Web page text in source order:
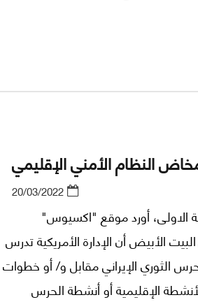
النظام الأمني الإقليمي
20/03/2022
الاولی، أورد موقع "اكسيوس"
الأبيض أن الإدارة الأمريكية تدرس
الثوري الإيراني مقابل و/ أو خطوات
الإقليمية أو أنشطة الحرس